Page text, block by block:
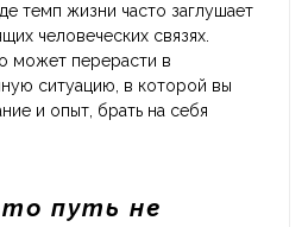
темп жизни часто заглушает
человеческих связях.
может перерасти в
ситуацию, в которой вы
и опыт, брать на себя
путь не